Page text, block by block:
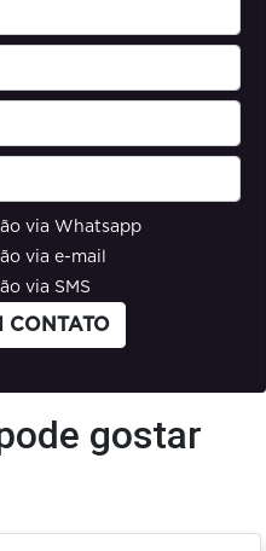
via Whatsapp
via e-mail
via SMS
CONTATO
gostar